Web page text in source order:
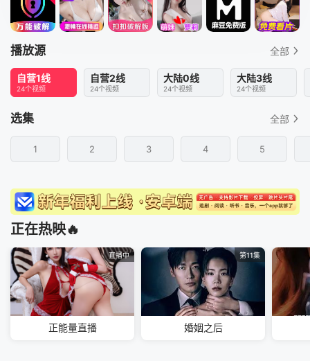
播放源 全部
自营1线
24个视频
自营2线
24个视频
大陆0线
24个视频
大陆3线
24个视频
选集 全部
1 2 3 4 5
正在热映🔥
直播中
正能量直播
第11集
婚姻之后